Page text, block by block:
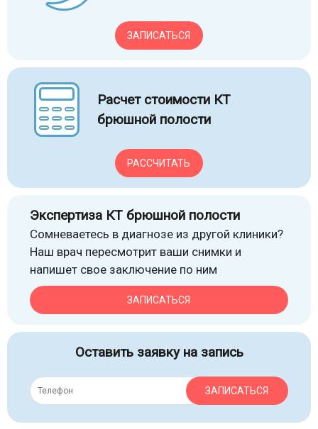
ЗАПИСАТЬСЯ
Расчет стоимости КТ
брюшной полости
РАССЧИТАТЬ
Экспертиза КТ брюшной полости
Сомневаетесь в диагнозе из другой клиники?
Наш врач пересмотрит ваши снимки и
напишет свое заключение по ним
ЗАПИСАТЬСЯ
Оставить заявку на запись
ЗАПИСАТЬСЯ